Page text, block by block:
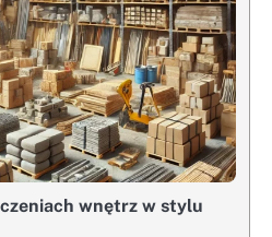
wnętrz w stylu